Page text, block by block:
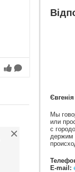
Мы
или
с
держим
E-mail: